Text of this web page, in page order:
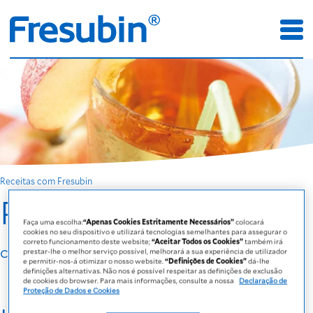
Receitas com Fresubin
Ponche de maçã
com Fresubin Jucy DRINK Maçã
Faça uma escolha:“Apenas Cookies Estritamente Necessários”colocará
cookies no seu dispositivo e utilizará tecnologias semelhantes para assegurar o
correto funcionamento deste website;“Aceitar Todos os Cookies”também irá
prestar-lhe o melhor serviço possível, melhorará a sua experiência de utilizador
e permitir-nos-á otimizar o nosso website.“Definições de Cookies”dá-lhe
definições alternativas. Não nos é possível respeitar as definições de exclusão
de cookies do browser. Para mais informações, consulte a nossa
Declaração de
Proteção de Dados e Cookies